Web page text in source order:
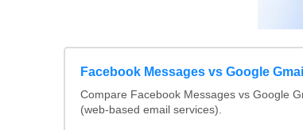
Facebook Messages vs Google Gmail
Compare Facebook Messages vs Google
(web-based email services).